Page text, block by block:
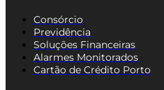
Consórcio
Previdência
Soluções Financeiras
Alarmes Monitorados
Cartão de Crédito Porto